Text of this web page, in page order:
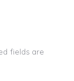
fields are